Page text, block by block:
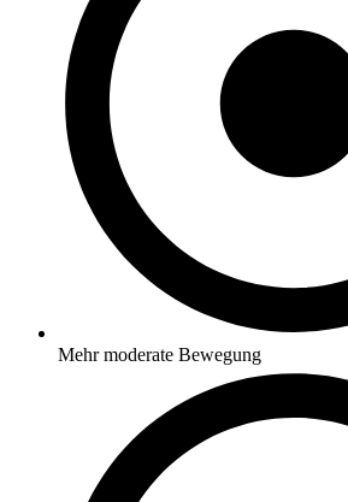
Mehr moderate Bewegung